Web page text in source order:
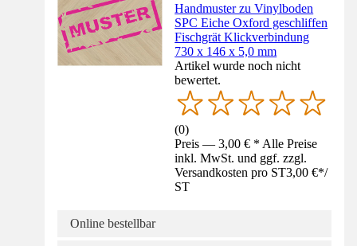
Handmuster zu Vinylboden
SPC Eiche Oxford geschliffen
Fischgrät Klickverbindung
730 x 146 x 5,0 mm
Artikel wurde noch nicht
bewertet.
(0)
Preis — 3,00 € * Alle Preise
inkl. MwSt. und ggf. zzgl.
Versandkosten pro ST3,00 €*/
ST
Online bestellbar